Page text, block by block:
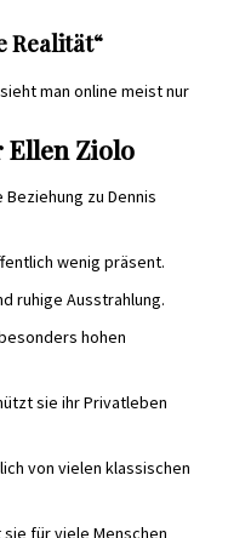
Realität“
man online meist nur
Ellen Ziolo
zu Dennis
wenig präsent.
ruhige Ausstrahlung.
hohen
sie ihr Privatleben
von vielen klassischen
für viele Menschen